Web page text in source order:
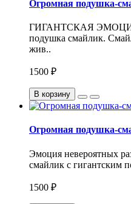
Огромная подушка-
ГИГАНТСКАЯ
подушка смайлик.
жив..
1500 ₽
В корзину
Огромная подушка-
Эмоция невероятных
смайлик с гигантским
1500 ₽